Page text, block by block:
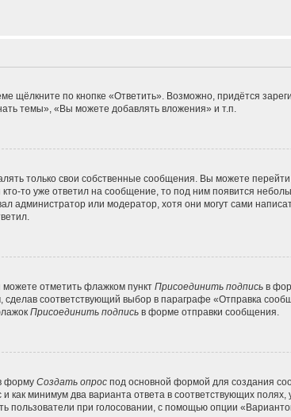
по кнопке «Ответить». Возможно, придётся
темы», «Вы можете добавлять вложения» и т.п.
только свои собственные сообщения. Вы можете
то уже ответил на сообщение, то под ним появится
администратор или модератор, хотя они могут сами
отметить флажком пункт Присоединить подписьв
соответствующий выбор в параграфе «Отправка
Присоединить подписьв форме отправки сообщения.
форму Создать опроспод основной формой для создания
минимум два варианта ответа в соответствующих
пользователи при голосовании, с помощью опции